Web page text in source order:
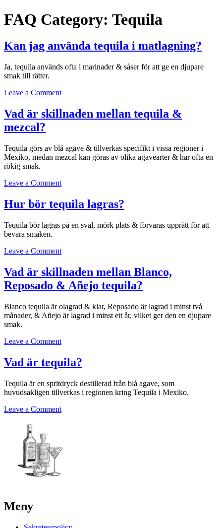
FAQ Category: Tequila
Kan jag använda tequila i matlagning?
Ja, tequila används ofta i marinader & såser för att ge en djupare
smak till rätter.
Leave a Commenton
jag
använda
matlagning?
Vad är skillnaden mellan tequila &
mezcal?
Tequila görs av blå agave & tillverkas specifikt i vissa regioner i
Mexiko, medan mezcal kan göras av olika agavearter & har ofta en
rökig smak.
Leave a Commenton
är
skillnaden
tequila
Hur bör tequila lagras?
Tequila bör lagras på en sval, mörk plats & förvaras upprätt för att
bevara smaken.
Leave a Commenton
bör
tequila
lagras?
Vad är skillnaden mellan Blanco,
Reposado & Añejo tequila?
Blanco tequila är olagrad & klar, Reposado är lagrad i minst två
månader, & Añejo är lagrad i minst ett år, vilket ger den en djupare
smak.
Leave a Commenton
är
skillnaden
Blanco,
Reposado
Añejo
Vad är tequila?
Tequila är en spritdryck destillerad från blå agave, som
huvudsakligen tillverkas i regionen kring Tequila i Mexiko.
Leave a Commenton
Meny